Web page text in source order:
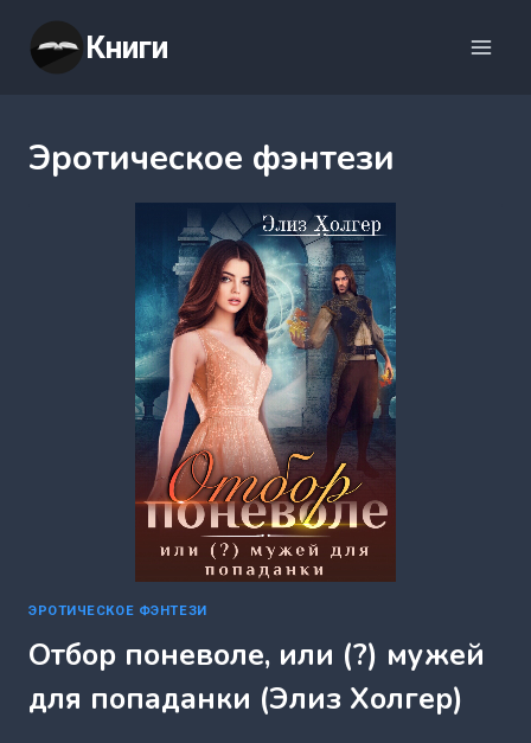
содержимому
Книги
Эротическое фэнтези
ЭРОТИЧЕСКОЕ ФЭНТЕЗИ
Отбор поневоле, или (?) мужей
для попаданки (Элиз Холгер)